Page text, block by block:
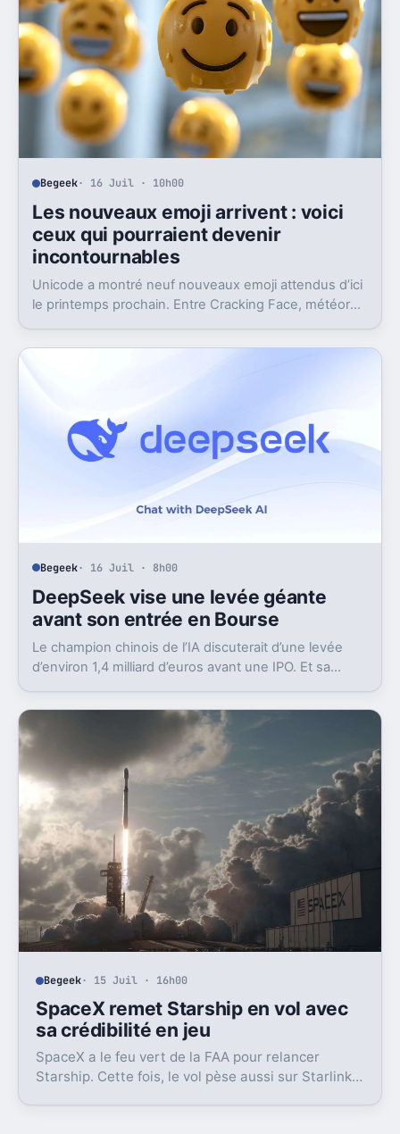
Begeek· 16 Juil · 10h00
Les nouveaux emoji arrivent : voici
ceux qui pourraient devenir
incontournables
Unicode a montré neuf nouveaux emoji attendus d’ici
le printemps prochain. Entre Cracking Face, météore
Begeek· 16 Juil · 8h00
DeepSeek vise une levée géante
avant son entrée en Bourse
Le champion chinois de l’IA discuterait d’une levée
d’environ 1,4 milliard d’euros avant une IPO. Et sa
Begeek· 15 Juil · 16h00
SpaceX remet Starship en vol avec
sa crédibilité en jeu
SpaceX a le feu vert de la FAA pour relancer
Starship. Cette fois, le vol pèse aussi sur Starlink